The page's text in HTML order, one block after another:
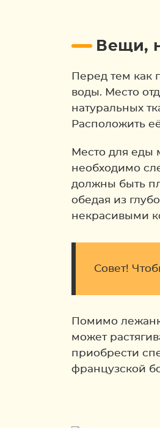
Вещи,
Перед тем как
воды. Место
натуральных
Расположить
Место для еды
необходимо
должны быть
обедая из
некрасивыми
Совет!
Помимо
может
приобрести
французской